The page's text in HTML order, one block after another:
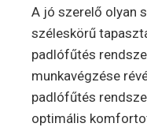
A jó szerelő olyan
széleskörű
padlófűtés
munkavégzése
padlófűtés
optimális